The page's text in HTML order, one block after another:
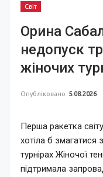
Світ
Орина
недопуск
жіночих
Опубліковано 5.08.2026
Перша ракетка
хотіла б змагатися
турнірах Жіночої
підтримала